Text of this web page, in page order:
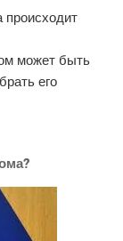
происходит
может быть
его